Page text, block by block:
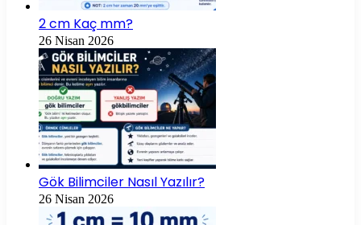
2 cm Kaç mm?
26 Nisan 2026
Gök Bilimciler Nasıl Yazılır?
26 Nisan 2026